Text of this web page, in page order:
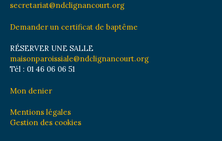
secretariat@ndclignancourt.org
Demander un certificat de baptême
RÉSERVER UNE SALLE
maisonparoissiale@ndclignancourt.org
Tél : 01 46 06 06 51
Mon denier
Mentions légales
Gestion des cookies